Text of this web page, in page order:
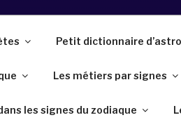
Petit dictionnaire
Les métiers par signes
les signes du zodiaque